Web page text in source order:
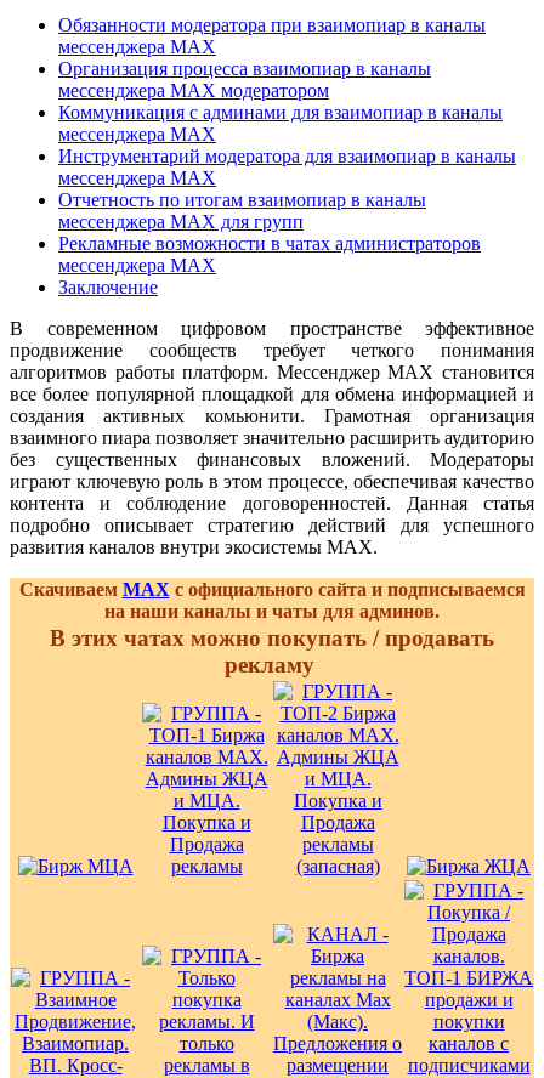
Обязанности модератора при взаимопиар в каналы
мессенджера MAX
Организация процесса взаимопиар в каналы
мессенджера MAX модератором
Коммуникация с админами для взаимопиар в каналы
мессенджера MAX
Инструментарий модератора для взаимопиар в каналы
мессенджера MAX
Отчетность по итогам взаимопиар в каналы
мессенджера MAX для групп
Рекламные возможности в чатах администраторов
мессенджера MAX
Заключение
В современном цифровом пространстве эффективное
продвижение сообществ требует четкого понимания
алгоритмов работы платформ. Мессенджер MAX становится
все более популярной площадкой для обмена информацией и
создания активных комьюнити. Грамотная организация
взаимного пиара позволяет значительно расширить аудиторию
без существенных финансовых вложений. Модераторы
играют ключевую роль в этом процессе, обеспечивая качество
контента и соблюдение договоренностей. Данная статья
подробно описывает стратегию действий для успешного
развития каналов внутри экосистемы MAX.
Скачиваем MAX с официального сайта и подписываемся
на наши каналы и чаты для админов.
В этих чатах можно покупать / продавать
рекламу